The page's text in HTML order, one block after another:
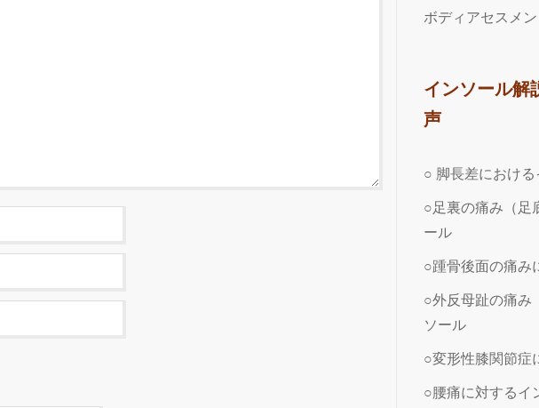
ボディアセスメン
インソール解
声
○ 脚長差におけ
○足裏の痛み（足
ール
○踵骨後面の痛み
○外反母趾の痛み
ソール
○変形性膝関節症
○腰痛に対するイ